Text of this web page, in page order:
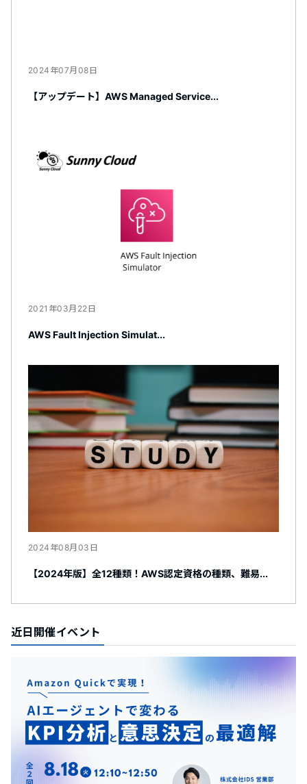
2024年07月08日
【アップデート】AWS Managed Service...
2021年03月22日
AWS Fault Injection Simulat...
2024年08月03日
【2024年版】全12種類！AWS認定資格の種類、難易...
近日開催イベント